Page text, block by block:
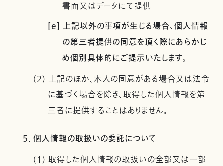
書面又はデータにて提供
[e] 上記以外の事項が生じる場合、個人情報
の第三者提供の同意を頂く際にあらかじ
め個別具体的にご提示いたします。
(2) 上記のほか、本人の同意がある場合又は法令
に基づく場合を除き、取得した個人情報を第
三者に提供することはありません。
5. 個人情報の取扱いの委託について
(1) 取得した個人情報の取扱いの全部又は一部